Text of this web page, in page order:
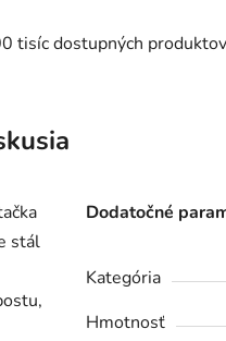
tisíc dostupných
stál
Dodatočné
Kategória
Hmotnosť